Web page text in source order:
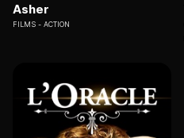
Asher
FILMS ACTION